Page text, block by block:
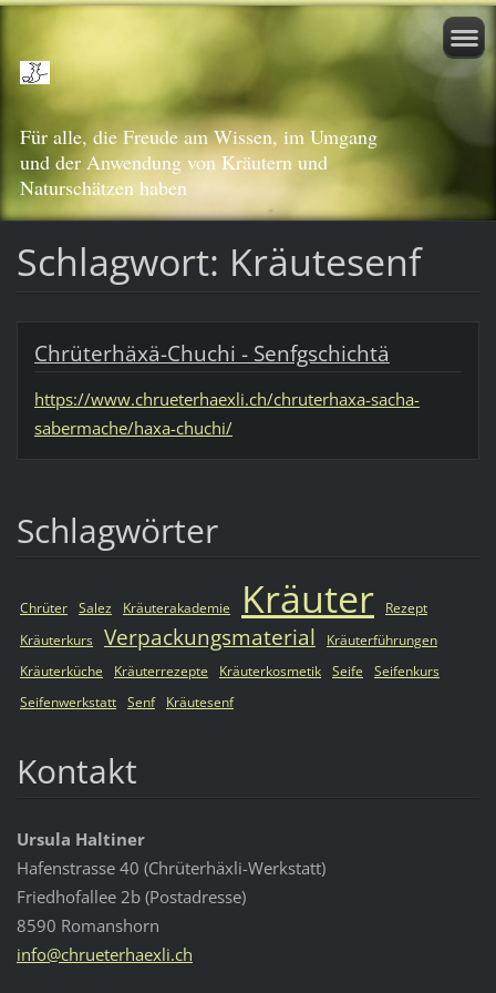
Für alle, die Freude am Wissen, im Umgang
und der Anwendung von Kräutern und
Naturschätzen haben
Schlagwort: Kräutesenf
Chrüterhäxä-Chuchi - Senfgschichtä
https://www.chrueterhaexli.ch/chruterhaxa-sacha-
sabermache/haxa-chuchi/
Schlagwörter
Chrüter Salez Kräuterakademie Kräuter
Rezept
Kräuterkurs Verpackungsmaterial
Kräuterführungen
Kräuterküche
Kräuterrezepte Kräuterkosmetik Seife
Seifenkurs
Seifenwerkstatt Senf Kräutesenf
Kontakt
Ursula Haltiner
Hafenstrasse 40 (Chrüterhäxli-Werkstatt)
Friedhofallee 2b (Postadresse)
8590 Romanshorn
info@chrueterhaexli.ch